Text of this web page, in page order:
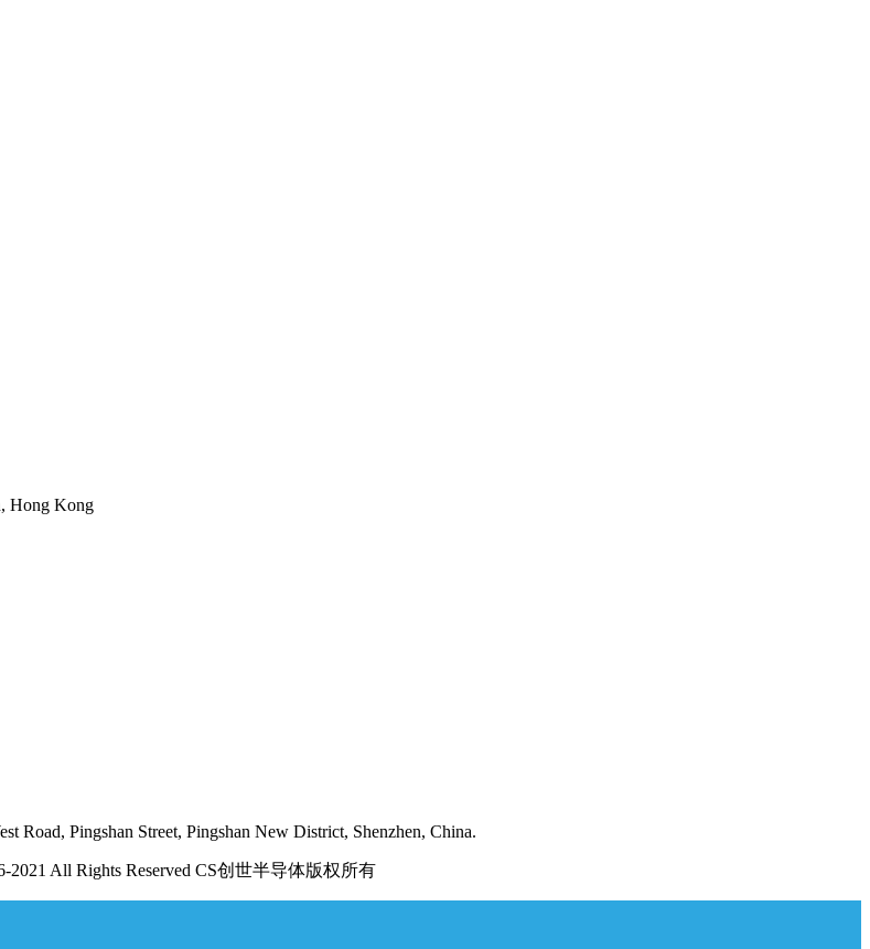
Hong Kong
Road, Pingshan Street, Pingshan New District, Shenzhen, China.
2021 All Rights Reserved CS创世半导体版权所有